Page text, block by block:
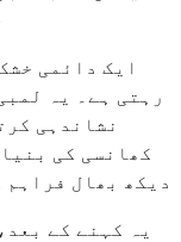
ایک دائمی
رہتی ہے۔ یہ
نشاندہی
کھانسی کی
دیکھ بھال فراہم
یہ کہنے کے